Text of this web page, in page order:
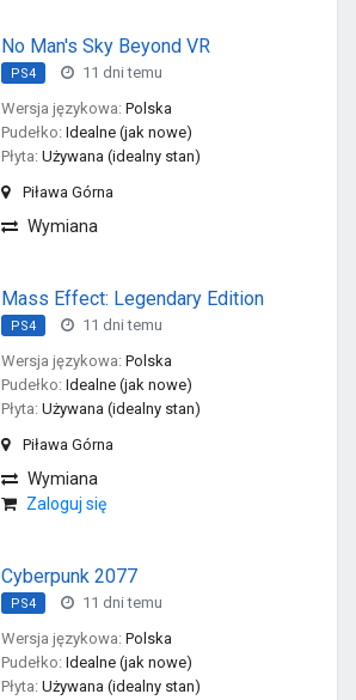
No Man's Sky Beyond VR
PS4
11 dni temu
Wersja językowa: Polska
Pudełko: Idealne (jak nowe)
Płyta: Używana (idealny stan)
Piława Górna
Wymiana
Mass Effect: Legendary Edition
PS4
11 dni temu
Wersja językowa: Polska
Pudełko: Idealne (jak nowe)
Płyta: Używana (idealny stan)
Piława Górna
Wymiana
Zaloguj się
Cyberpunk 2077
PS4
11 dni temu
Wersja językowa: Polska
Pudełko: Idealne (jak nowe)
Płyta: Używana (idealny stan)